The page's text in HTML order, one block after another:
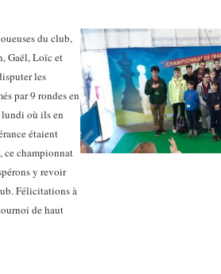
du club,
Gaël, Loïc et
les
par 9 rondes en
lundi où ils en
étaient
ce championnat
y revoir
Félicitations à
de haut